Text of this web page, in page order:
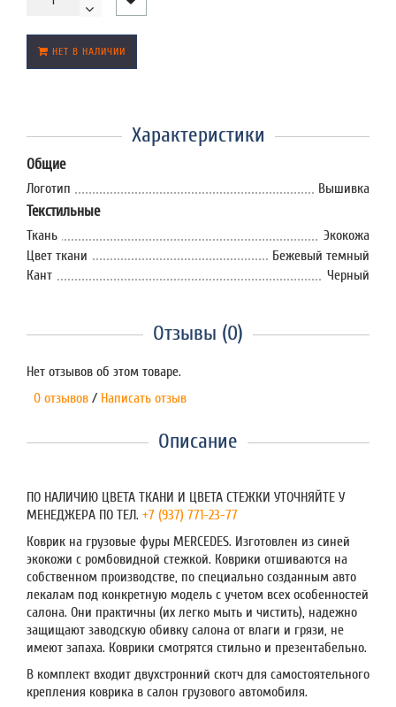
НЕТ В НАЛИЧИИ
Характеристики
Общие
Логотип Вышивка
Текстильные
Ткань
Экокожа
Цвет ткани
Бежевый темный
Кант
Черный
Отзывы (0)
Нет отзывов об этом товаре.
0 отзывов / Написать отзыв
Описание
ПО НАЛИЧИЮ ЦВЕТА ТКАНИ И ЦВЕТА СТЕЖКИ УТОЧНЯЙТЕ У
МЕНЕДЖЕРА ПО ТЕЛ. +7 (937) 771-23-77
Коврик на грузовые фуры MERCEDES. Изготовлен из синей
экокожи с ромбовидной стежкой. Коврики отшиваются на
собственном производстве, по специально созданным авто
лекалам под конкретную модель с учетом всех особенностей
салона. Они практичны (их легко мыть и чистить), надежно
защищают заводскую обивку салона от влаги и грязи, не
имеют запаха. Коврики смотрятся стильно и презентабельно.
В комплект входит двухстронний скотч для самостоятельного
крепления коврика в салон грузового автомобиля.